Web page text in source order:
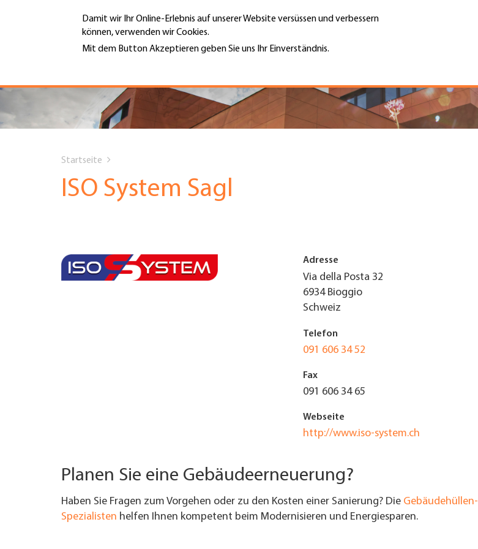
Damit wir Ihr Online-Erlebnis auf unserer Website versüssen und verbessern
können, verwenden wir Cookies.
Mit dem Button Akzeptieren geben Sie uns Ihr Einverständnis.
Hauptnavigation
PORTRÄT
DIENSTLEISTUNGEN
JOBS & KARRIERE
MENÜ
Top
Menu
are
Startseite
ISO System Sagl
Adresse
Via della Posta 32
6934 Bioggio
Schweiz
Telefon
091 606 34 52
Fax
091 606 34 65
Webseite
http://www.iso-system.ch
Planen Sie eine Gebäudeerneuerung?
Haben Sie Fragen zum Vorgehen oder zu den Kosten einer Sanierung? Die Gebäudehüllen-
Spezialisten helfen Ihnen kompetent beim Modernisieren und Energiesparen.